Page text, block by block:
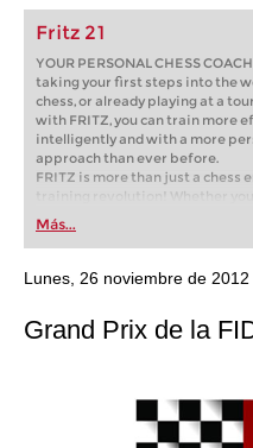
Fritz 21
YOUR PERSONAL CHESS
taking your first steps into the
chess, or already playing at a
with FRITZ, you can train more
intelligently and with a more
approach than ever before.
FRITZ is more than just a chess
training revolution! Whether
first steps into the world of club
playing at a tournament level:
train more efficiently,
more personalised approach
Más...
Lunes, 26 noviembre de 2012
Grand Prix de la